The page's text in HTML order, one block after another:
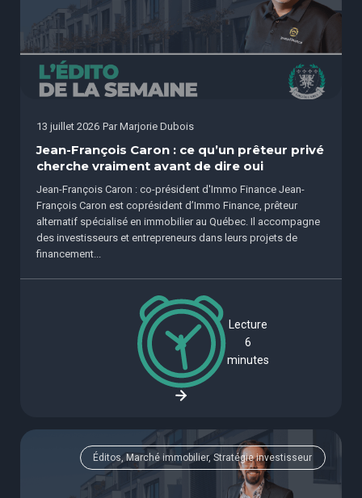
13 juillet 2026 Par Marjorie Dubois
Jean-François Caron : ce qu’un prêteur privé
cherche vraiment avant de dire oui
Jean-François Caron : co-président d'Immo Finance Jean-
François Caron est coprésident d’Immo Finance, prêteur
alternatif spécialisé en immobilier au Québec. Il accompagne
des investisseurs et entrepreneurs dans leurs projets de
financement...
Lecture
6
minutes
Éditos, Marché immobilier, Stratégie investisseur